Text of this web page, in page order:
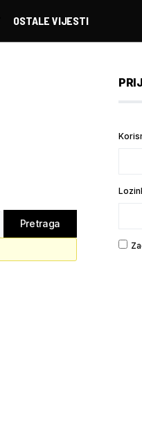
OSTALE VIJESTI